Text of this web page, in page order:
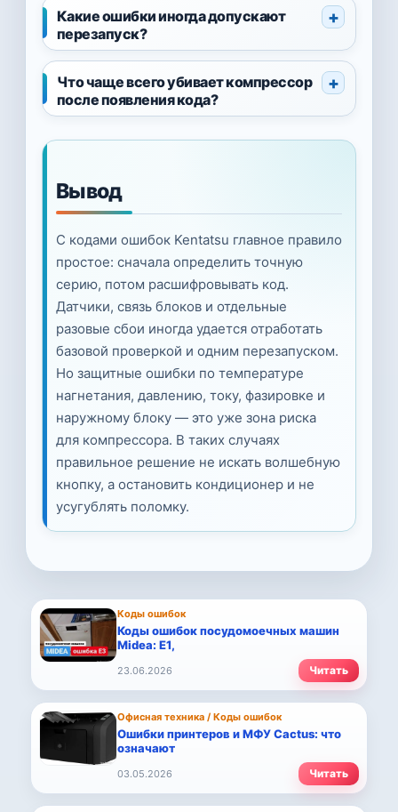
Какие ошибки иногда допускают
перезапуск?
Что чаще всего убивает компрессор
после появления кода?
Вывод
С кодами ошибок Kentatsu главное правило
простое: сначала определить точную
серию, потом расшифровывать код.
Датчики, связь блоков и отдельные
разовые сбои иногда удается отработать
базовой проверкой и одним перезапуском.
Но защитные ошибки по температуре
нагнетания, давлению, току, фазировке и
наружному блоку — это уже зона риска
для компрессора. В таких случаях
правильное решение не искать волшебную
кнопку, а остановить кондиционер и не
усугублять поломку.
Коды ошибок
Коды ошибок посудомоечных машин
Midea: E1,
23.06.2026 Читать
Офисная техника / Коды ошибок
Ошибки принтеров и МФУ Cactus: что
означают
03.05.2026 Читать